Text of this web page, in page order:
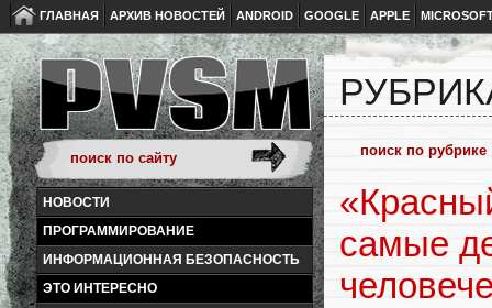
ГЛАВНАЯ АРХИВ НОВОСТЕЙ ANDROID GOOGLE APPLE
НОВОСТИ
ПРОГРАММИРОВАНИЕ
ИНФОРМАЦИОННАЯ БЕЗОПАСНОСТЬ
ЭТО ИНТЕРЕСНО
самые